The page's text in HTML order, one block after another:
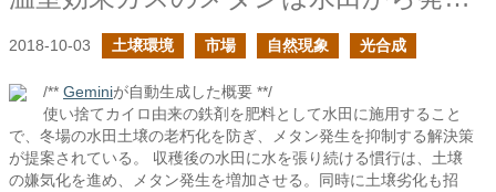
2018-10-03 土壌環境 市場 自然現象 光合成
/** Geminiが自動生成した概要 **/
使い捨てカイロ由来の鉄剤を肥料として水田に施用すること
で、冬場の水田土壌の老朽化を防ぎ、メタン発生を抑制する解決策
が提案されている。 収穫後の水田に水を張り続ける慣行は、土壌
の嫌気化を進め、メタン発生を増加させる。同時に土壌劣化も招